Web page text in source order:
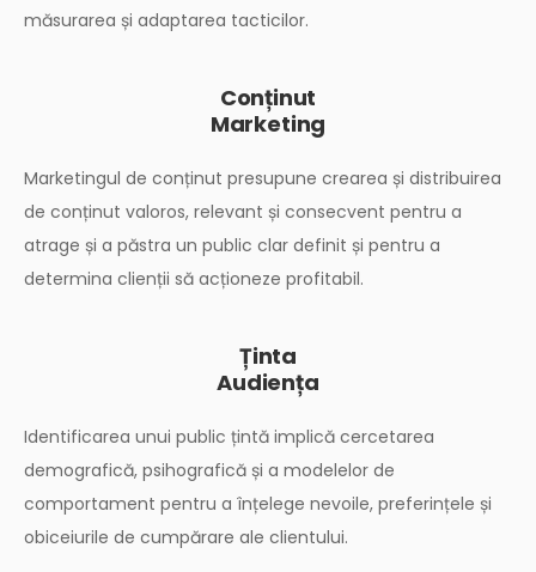
măsurarea și adaptarea tacticilor.
Conținut
Marketing
Marketingul de conținut presupune crearea și distribuirea
de conținut valoros, relevant și consecvent pentru a
atrage și a păstra un public clar definit și pentru a
determina clienții să acționeze profitabil.
Ținta
Audiența
Identificarea unui public țintă implică cercetarea
demografică, psihografică și a modelelor de
comportament pentru a înțelege nevoile, preferințele și
obiceiurile de cumpărare ale clientului.